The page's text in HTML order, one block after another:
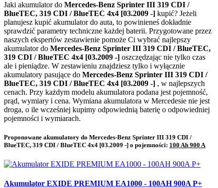
Jaki akumulator do Mercedes-Benz Sprinter III 319 CDI /
BlueTEC, 319 CDI / BlueTEC 4x4 [03.2009 -] kupić? Jeżeli
planujesz kupić akumulator do auta, to powinieneś dokładnie
sprawdzić parametry techniczne każdej baterii. Przygotowane przez
naszych ekspertów zestawienie pomoże Ci wybrać najlepszy
akumulator do Mercedes-Benz Sprinter III 319 CDI / BlueTEC,
319 CDI / BlueTEC 4x4 [03.2009 -] oszczędzając nie tylko czas
ale i pieniądze. W zestawieniu znajdziesz tylko i wyłącznie
akumulatory pasujące do Mercedes-Benz Sprinter III 319 CDI /
BlueTEC, 319 CDI / BlueTEC 4x4 [03.2009 -] , w najlepszych
cenach. Przy każdym modelu akumulatora podana jest pojemność,
prąd, wymiary i cena. Wymiana akumulatora w Mercedesie nie jest
droga, o ile wcześniej kupimy odpowiednią baterię o odpowiedniej
pojemności i wymiarach.
Proponowane akumulatory do Mercedes-Benz Sprinter III 319 CDI /
BlueTEC, 319 CDI / BlueTEC 4x4 [03.2009 -] o pojemności: 100 Ah 900 A
Akumulator EXIDE PREMIUM EA1000 - 100AH 900A P+